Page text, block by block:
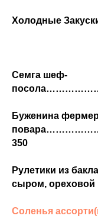
Холодные
Семга шеф-
посола
Буженина
350
Рулетики из
сыром,
Соленья ассорти